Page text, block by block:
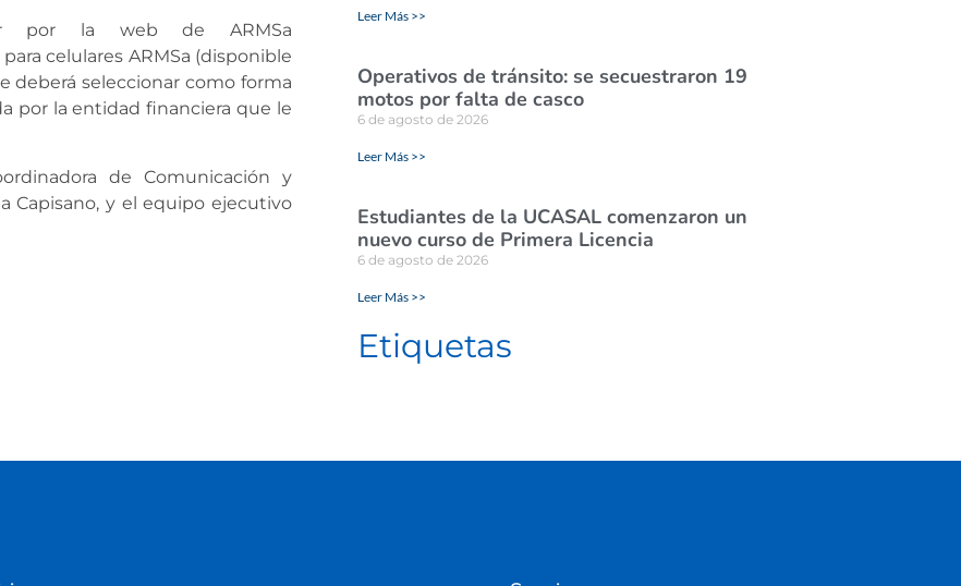
por la web de ARMSa
celulares ARMSa (disponible
deberá seleccionar como forma
por la entidad financiera que le
de Comunicación y
Capisano, y el equipo ejecutivo
Leer Más >>
Operativos de tránsito: se secuestraron 19
motos por falta de casco
6 de agosto de 2026
Leer Más >>
Estudiantes de la UCASAL comenzaron un
nuevo curso de Primera Licencia
6 de agosto de 2026
Leer Más >>
Etiquetas